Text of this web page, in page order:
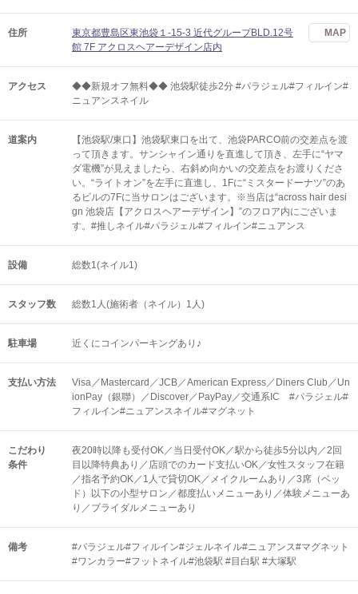
住所
東京都豊島区東池袋１-15-3 近代グループBLD.12号
館 7F アクロスヘアーデザイン店内
MAP
アクセス
◆◆新規オフ無料◆◆ 池袋駅徒歩2分 #パラジェル#フィルイン#
ニュアンスネイル
道案内
【池袋駅/東口】池袋駅東口を出て、池袋PARCO前の交差点を渡
って頂きます。サンシャイン通りを直進して頂き、左手に“ヤマ
ダ電機”が見えましたら、右斜め向かいの交差点をお渡りくださ
い。“ライトオン”を左手に直進し、1Fに“ミスタードーナツ”のあ
るビルの7Fに当サロンはございます。※当店は“across hair desi
gn 池袋店【アクロスヘアーデザイン】”のフロア内にございま
す。#推しネイル#パラジェル#フィルイン#ニュアンス
設備 総数1(ネイル1)
スタッフ数 総数1人(施術者（ネイル）1人)
駐車場 近くにコインパーキングあり♪
支払い方法
Visa／Mastercard／JCB／American Express／Diners Club／Un
ionPay（銀聯）／Discover／PayPay／交通系IC #パラジェル#
フィルイン#ニュアンスネイル#マグネット
こだわり
条件
夜20時以降も受付OK／当日受付OK／駅から徒歩5分以内／2回
目以降特典あり／店頭でのカード支払いOK／女性スタッフ在籍
／指名予約OK／1人で貸切OK／メイクルームあり／3席（ベッ
ド）以下の小型サロン／都度払いメニューあり／体験メニューあ
り／ブライダルメニューあり
備考
#パラジェル#フィルイン#ジェルネイル#ニュアンス#マグネット
#ワンカラー#フットネイル#池袋駅 #目白駅 #大塚駅